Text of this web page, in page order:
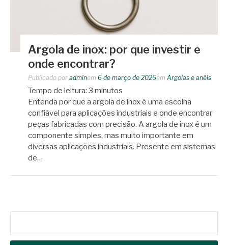
Argola de inox: por que investir e
onde encontrar?
Publicado por adminem 6 de março de 2026em Argolas e anéis
Tempo de leitura: 3 minutos
Entenda por que a argola de inox é uma escolha
confiável para aplicações industriais e onde encontrar
peças fabricadas com precisão. A argola de inox é um
componente simples, mas muito importante em
diversas aplicações industriais. Presente em sistemas
de…